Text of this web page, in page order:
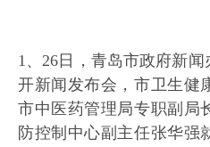
1、26日，青岛市政府新
开新闻发布会，市卫生健
市中医药管理局专职副局
防控制中心副主任张华强